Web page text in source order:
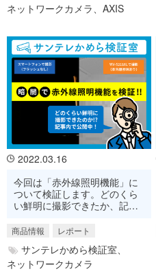
ネットワークカメラ、 AXIS
2022.03.16
今回は「赤外線照明機能」に
ついて検証します。どのくら
い鮮明に撮影できたか、記事
商品情報 レポート
サンテレかめら検証室、
ネットワークカメラ